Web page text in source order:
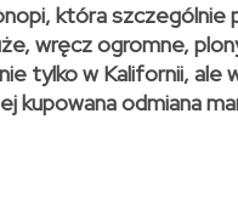
która
wręcz ogromne,
tylko w Kalifornii, ale
kupowana odmiana